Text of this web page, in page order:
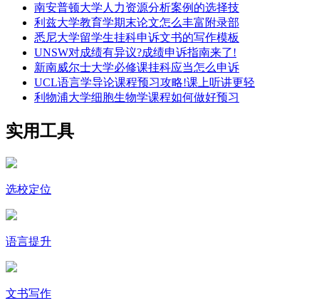
南安普顿大学人力资源分析案例的选择技
利兹大学教育学期末论文怎么丰富附录部
悉尼大学留学生挂科申诉文书的写作模板
UNSW对成绩有异议?成绩申诉指南来了!
新南威尔士大学必修课挂科应当怎么申诉
UCL语言学导论课程预习攻略!课上听讲更轻
利物浦大学细胞生物学课程如何做好预习
实用工具
选校定位
语言提升
文书写作